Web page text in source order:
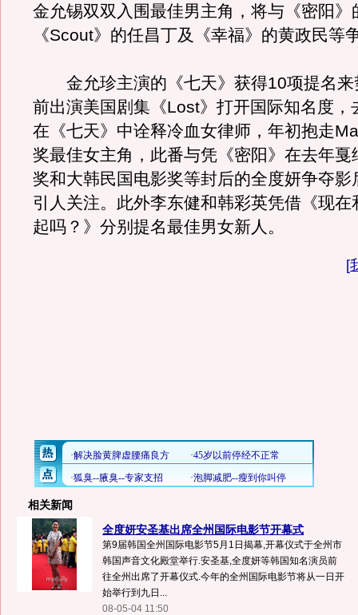
金允锡双双入围最佳男主角，将与《密阳》
《Scout》的任昌丁及《幸福》的黄政民等
金允珍主演的《七天》获得10项提名来
前出演美国剧集《Lost》打开国际知名度，
在《七天》中诠释冷血女律师，年初抱走
奖最佳女主角，此番与凭《密阳》在去年戛
奖和大韩民国电影奖等封后的全度妍争夺影
引人关注。此外李东健和韩彩英凭借《现在
起吗？》分别提名最佳男女新人。
[
相关新闻
全度妍安圣基出席全州国际电影节开幕式
第9届韩国全州国际电影节5月1日揭幕,开幕仪式于全州市
韩国声音文化殿堂举行.安圣基,全度妍等韩国知名演员前
往全州出席了开幕仪式.今年的全州国际电影节将从一日开
始举行到九日...
08-05-04 11:50